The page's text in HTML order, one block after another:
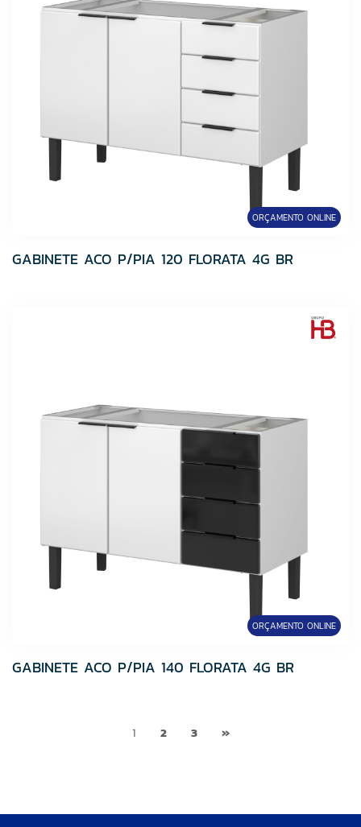
ORÇAMENTO ONLINE
GABINETE ACO P/PIA 120 FLORATA 4G BR
ORÇAMENTO ONLINE
GABINETE ACO P/PIA 140 FLORATA 4G BR
1 2 3 »